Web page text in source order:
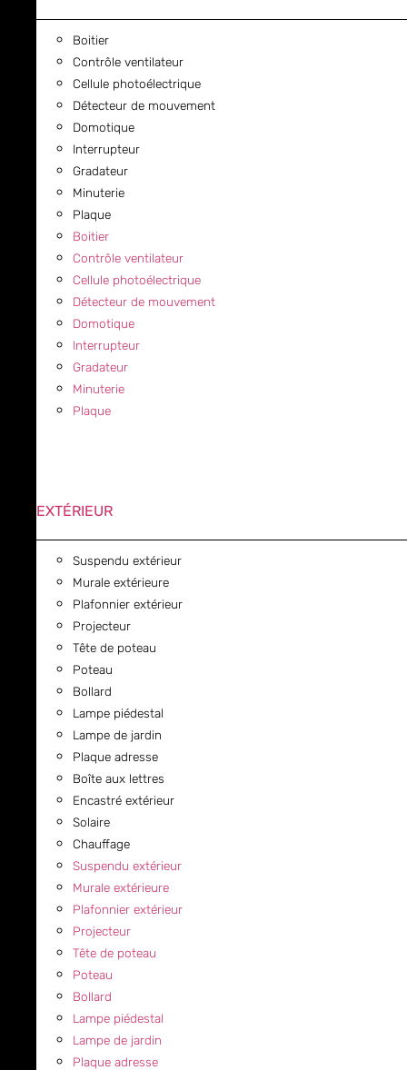
Boitier
Contrôle ventilateur
Cellule photoélectrique
Détecteur de mouvement
Domotique
Interrupteur
Gradateur
Minuterie
Plaque
Boitier
Contrôle ventilateur
Cellule photoélectrique
Détecteur de mouvement
Domotique
Interrupteur
Gradateur
Minuterie
Plaque
EXTÉRIEUR
Suspendu extérieur
Murale extérieure
Plafonnier extérieur
Projecteur
Tête de poteau
Poteau
Bollard
Lampe piédestal
Lampe de jardin
Plaque adresse
Boîte aux lettres
Encastré extérieur
Solaire
Chauffage
Suspendu extérieur
Murale extérieure
Plafonnier extérieur
Projecteur
Tête de poteau
Poteau
Bollard
Lampe piédestal
Lampe de jardin
Plaque adresse